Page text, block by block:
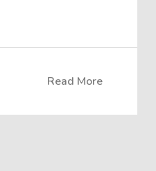
Read More